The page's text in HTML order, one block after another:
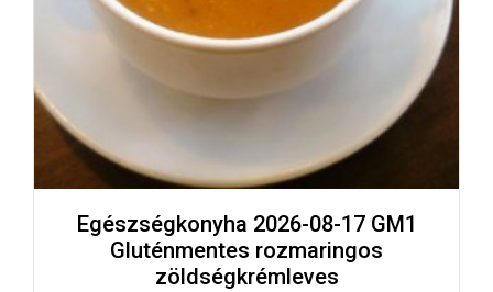
Egészségkonyha 2026-08-17 GM1
Gluténmentes rozmaringos
zöldségkrémleves